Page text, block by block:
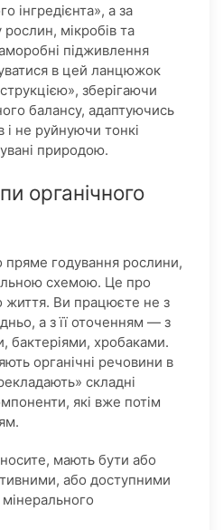
інгредієнта», а за
мікробів та
підживлення
в цей ланцюжок
зберігаючи
балансу, адаптуючись
не руйнуючи тонкі
природою.
органічного
годування рослини,
схемою. Це про
життя. Ви працюєте не з
а з її оточенням — з
бактеріями, хробаками.
органічні речовини в
складні
які вже потім
мають бути або
або доступними